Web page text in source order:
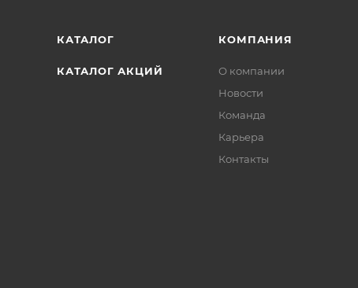
КАТАЛОГ
КАТАЛОГ АКЦИЙ
КОМПАНИЯ
О компании
Новости
Команда
Карьера
Контакты